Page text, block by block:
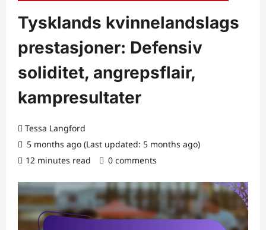
Tysklands kvinnelandslags
prestasjoner: Defensiv
soliditet, angrepsflair,
kampresultater
Tessa Langford
5 months ago (Last updated: 5 months ago)
12 minutes read
0 comments